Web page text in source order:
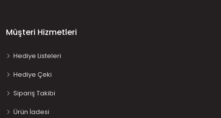
Müşteri Hizmetleri
Hediye Listeleri
Hediye Çeki
Sipariş Takibi
Ürün İadesi